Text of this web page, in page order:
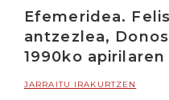
Efemeridea.
antzezlea,
1990ko apirilaren
JARRAITU IRAKURTZEN